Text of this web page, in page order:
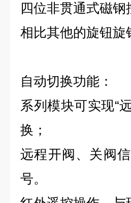
四位非贯通式磁
相比其他的旋钮
自动切换功能：
系列模块可实现“
换；
远程开阀、关阀
号。